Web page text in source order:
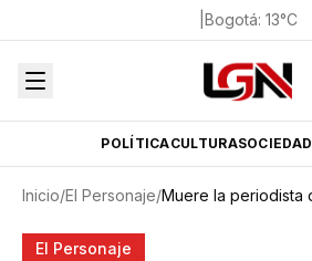
Bogotá: 13°C
POLÍTICACULTURASOCIEDAD
Inicio/El Personaje/
El Personaje